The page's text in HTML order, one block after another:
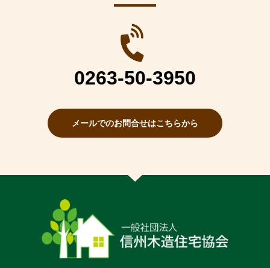
0263-50-3950
メールでのお問合せはこちらから